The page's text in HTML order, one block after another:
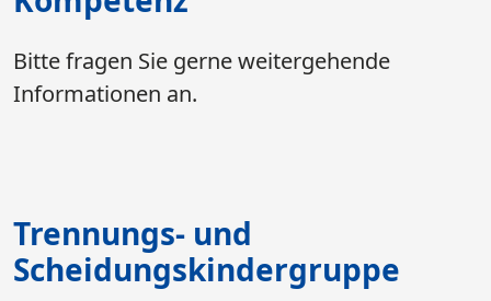
Bitte fragen Sie gerne weitergehende
Informationen an.
Trennungs- und
Scheidungskindergruppe